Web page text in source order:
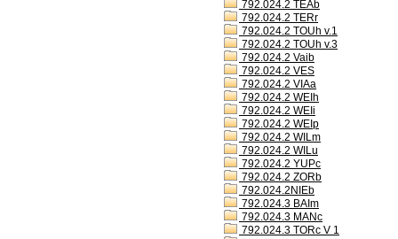
792.024.2 TEAb
792.024.2 TERr
792.024.2 TOUh v.1
792.024.2 TOUh v.3
792.024.2 Vaib
792.024.2 VES
792.024.2 VIAa
792.024.2 WEIh
792.024.2 WEIi
792.024.2 WEIp
792.024.2 WILm
792.024.2 WILu
792.024.2 YUPc
792.024.2 ZORb
792.024.2NIEb
792.024.3 BAIm
792.024.3 MANc
792.024.3 TORc V 1